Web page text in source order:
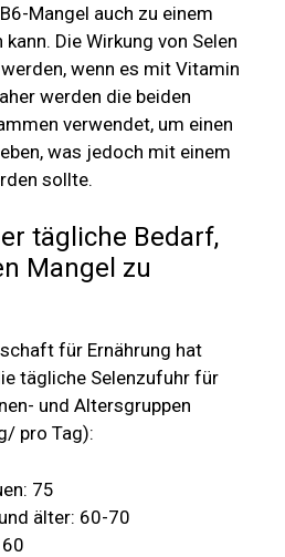
Mangel auch zu einem
Die Wirkung von Selen
wenn es mit Vitamin
werden die beiden
verwendet, um einen
was jedoch mit einem
sollte.
tägliche Bedarf,
Mangel zu
für Ernährung hat
tägliche Selenzufuhr für
und Altersgruppen
pro Tag):
75
älter: 60-70